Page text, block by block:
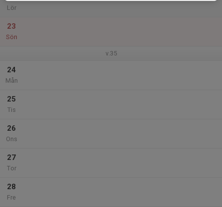
Lör
23
Sön
v.35
24
Mån
25
Tis
26
Ons
27
Tor
28
Fre